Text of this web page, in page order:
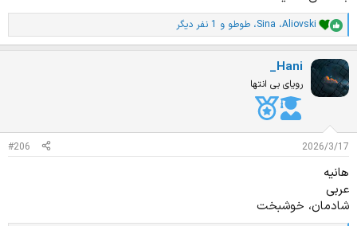
ا
م
ی
ا
ز
:
Aliovski، Sina، طوطو و 1 نفر دیگر
_Hani
رویای بی انتها
2026/3/17
#206
هانیه
عربی
شادمان، خوشبخت